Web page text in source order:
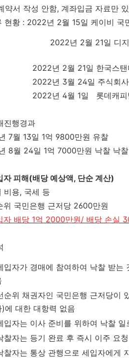
약서 작성 안함, 계좌입금 자료만
현황 : 2022년 2월 15일 케이비 국
2022년 2월 21일 디지비
년 2월 21일 한국스탠다드
년 3월 24일 주식회사페퍼
년 4월 1일 롯데캐피탈주
진행경과
7월 13일 1억 9800만원 유찰
8월 24일 1억 7000만원 낙찰 낙
자 피해(배당 예상액, 단순 계산)
비용, 국세 등
위 국민은행 근저당 2600만원
자 배당 1억 2000만원/ 배당 손실
입자가 경매에 참여하여 낙찰 받는
순위 채권자인 국민은행 근저당이
)에 대한 대항력 없음
입자는 이사 준비를 위하여 낙찰
찰자는 등기 완료 후 즉시 이주 요청
찰자는 통상 관행으로 세입자에게